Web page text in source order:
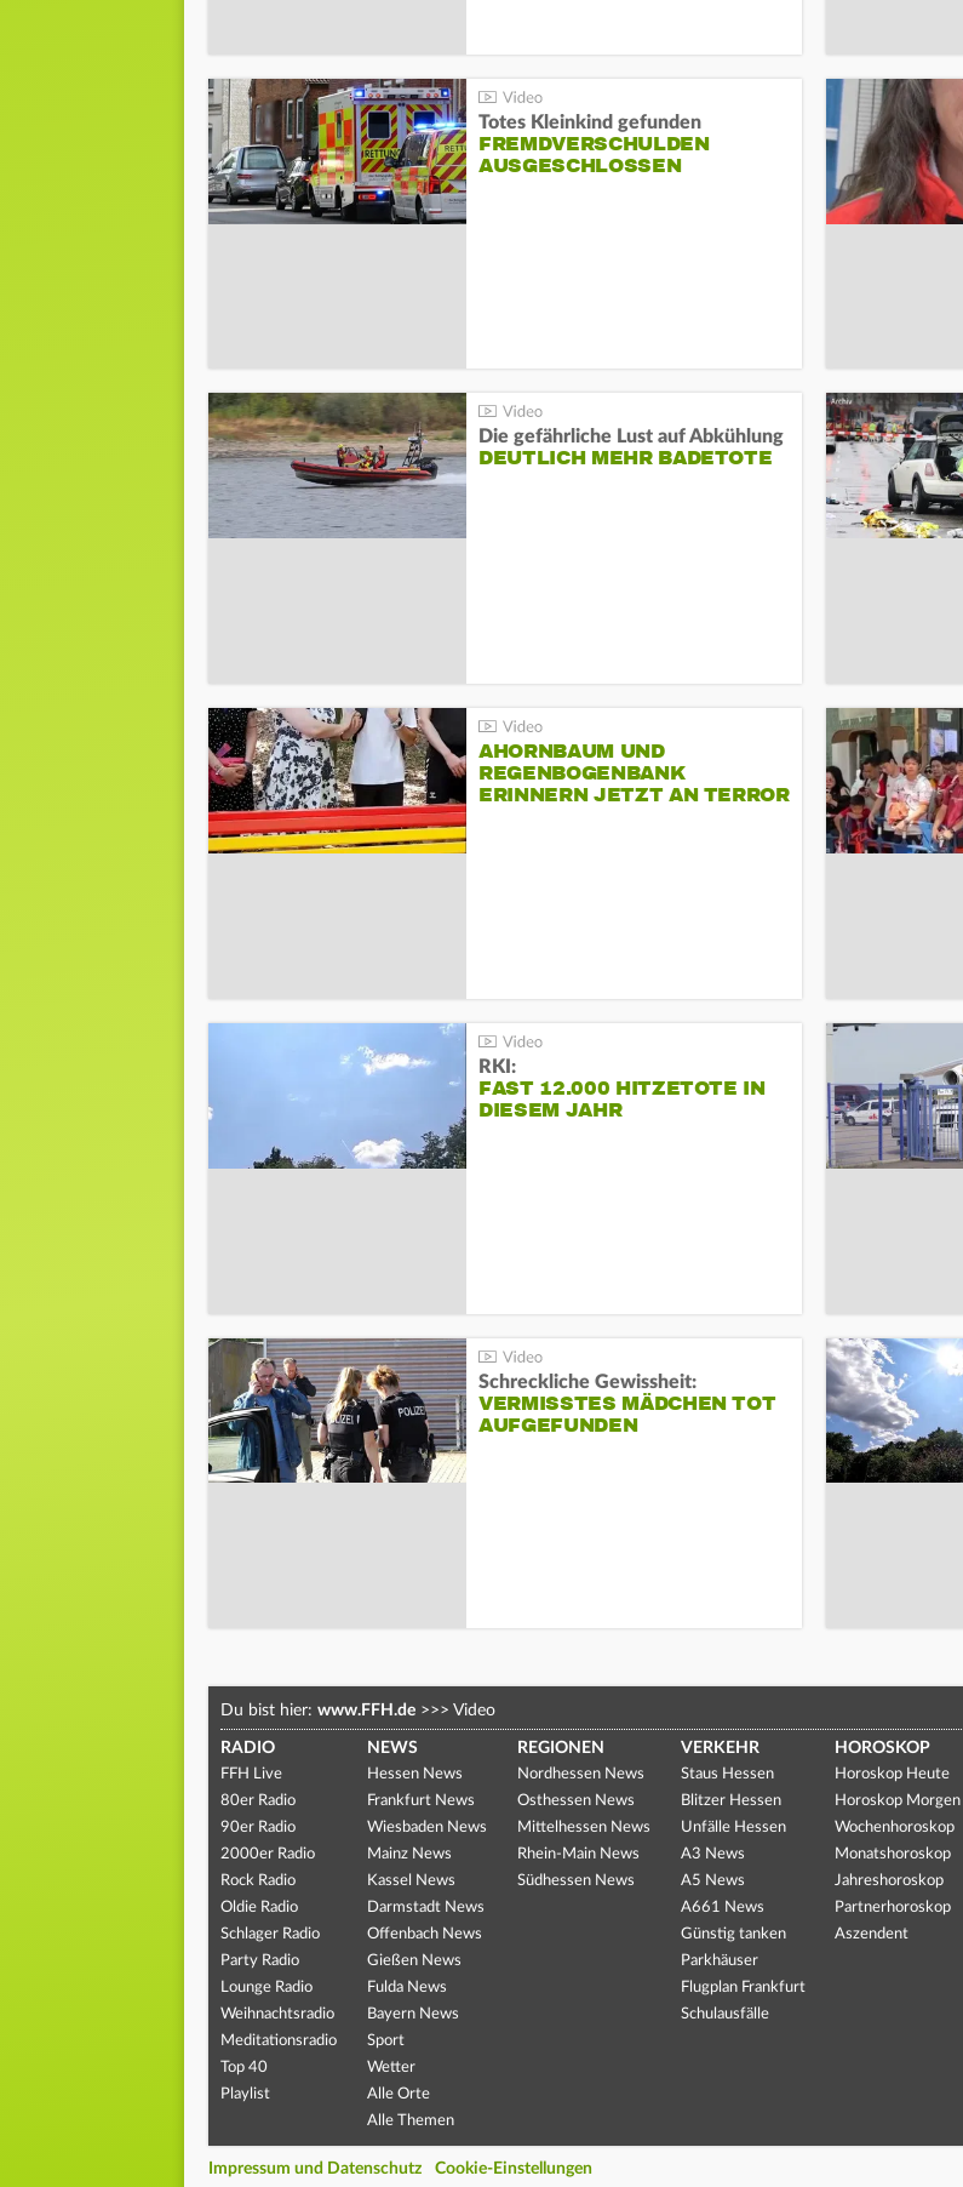
Totes Kleinkind gefunden
FREMDVERSCHULDEN
AUSGESCHLOSSEN
Die gefährliche Lust auf Abkühlung
DEUTLICH MEHR BADETOTE
AHORNBAUM UND
REGENBOGENBANK
ERINNERN JETZT AN TERROR
RKI:
FAST 12.000 HITZETOTE IN
DIESEM JAHR
Schreckliche Gewissheit:
VERMISSTES MÄDCHEN TOT
AUFGEFUNDEN
Du bist hier: www.FFH.de >>> Video
RADIO
FFH Live
80er Radio
90er Radio
2000er Radio
Rock Radio
Oldie Radio
Schlager Radio
Party Radio
Lounge Radio
Weihnachtsradio
Meditationsradio
Top 40
Playlist
NEWS
Hessen News
Frankfurt News
Wiesbaden News
Mainz News
Kassel News
Darmstadt News
Offenbach News
Gießen News
Fulda News
Bayern News
Sport
Wetter
Alle Orte
Alle Themen
REGIONEN
Nordhessen News
Osthessen News
Mittelhessen News
Rhein-Main News
Südhessen News
VERKEHR
Staus Hessen
Blitzer Hessen
Unfälle Hessen
A3 News
A5 News
A661 News
Günstig tanken
Parkhäuser
Flugplan Frankfurt
Schulausfälle
HOROSKOP
Horoskop Heute
Horoskop Morgen
Wochenhoroskop
Monatshoroskop
Jahreshoroskop
Partnerhoroskop
Aszendent
Impressum und Datenschutz Cookie-Einstellungen